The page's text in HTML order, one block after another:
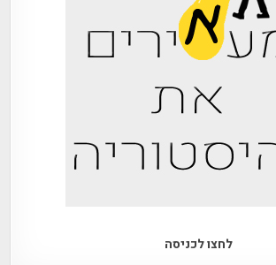
לחצו לכניסה